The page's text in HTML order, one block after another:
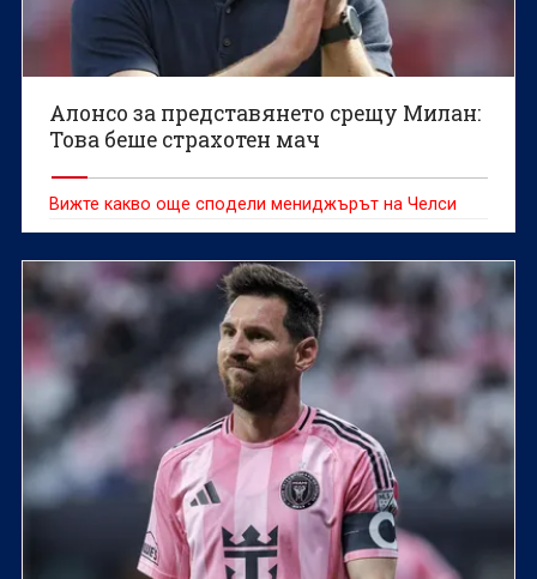
Алонсо за представянето срещу Милан:
Това беше страхотен мач
Вижте какво още сподели мениджърът на Челси